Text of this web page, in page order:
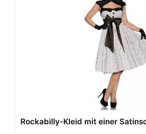
Rockabilly-Kleid mit einer